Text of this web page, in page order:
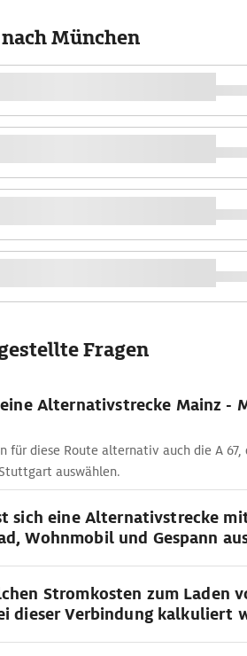
München
Fragen
Alternativstrecke Mainz -
für diese Route alternativ auch die A 67,
auswählen.
sich eine Alternativstrecke
Wohnmobil und Gespann
Stromkosten zum Laden
dieser Verbindung kalkuliert